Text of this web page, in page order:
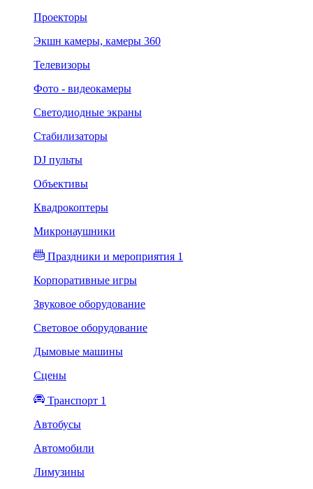
Проекторы
Экшн камеры, камеры 360
Телевизоры
Фото - видеокамеры
Светодиодные экраны
Стабилизаторы
DJ пульты
Объективы
Квадрокоптеры
Микронаушники
Праздники и мероприятия 1
Корпоративные игры
Звуковое оборудование
Световое оборудование
Дымовые машины
Сцены
Транспорт 1
Автобусы
Автомобили
Лимузины